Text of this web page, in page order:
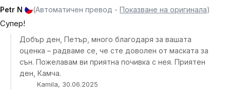
Petr N (Автоматичен превод - Показване на оригинала)
Супер!
Добър ден, Петър, много благодаря за вашата
оценка – радваме се, че сте доволен от маската за
сън. Пожелавам ви приятна почивка с нея. Приятен
ден, Камча.
Kamila, 30.06.2025